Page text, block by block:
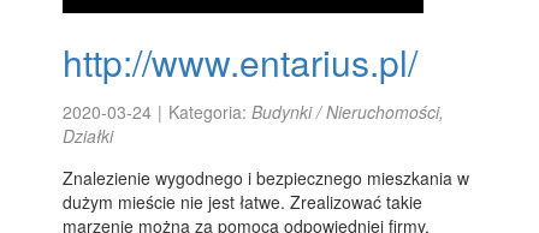
http://www.entarius.pl/
2020-03-24 | Kategoria:Budynki / Nieruchomości,
Działki
Znalezienie wygodnego i bezpiecznego mieszkania w
dużym mieście nie jest łatwe. Zrealizować takie
marzenie można za pomocą odpowiedniej firmy,